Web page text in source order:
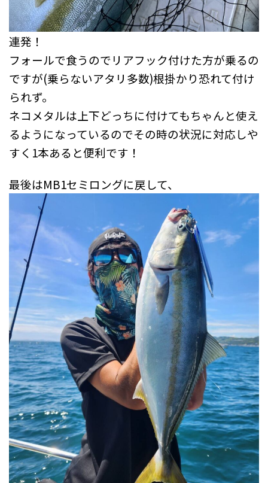
連発！
フォールで食うのでリアフック付けた方が乗るの
ですが(乗らないアタリ多数)根掛かり恐れて付け
られず。
ネコメタルは上下どっちに付けてもちゃんと使え
るようになっているのでその時の状況に対応しや
すく1本あると便利です！
最後はMB1セミロングに戻して、